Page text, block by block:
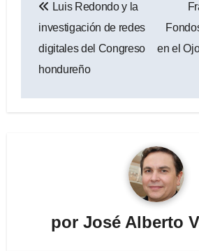
de
entradas
Luis Redondo y la
investigación de redes
digitales del Congreso
hondureño
en el
por José Alberto